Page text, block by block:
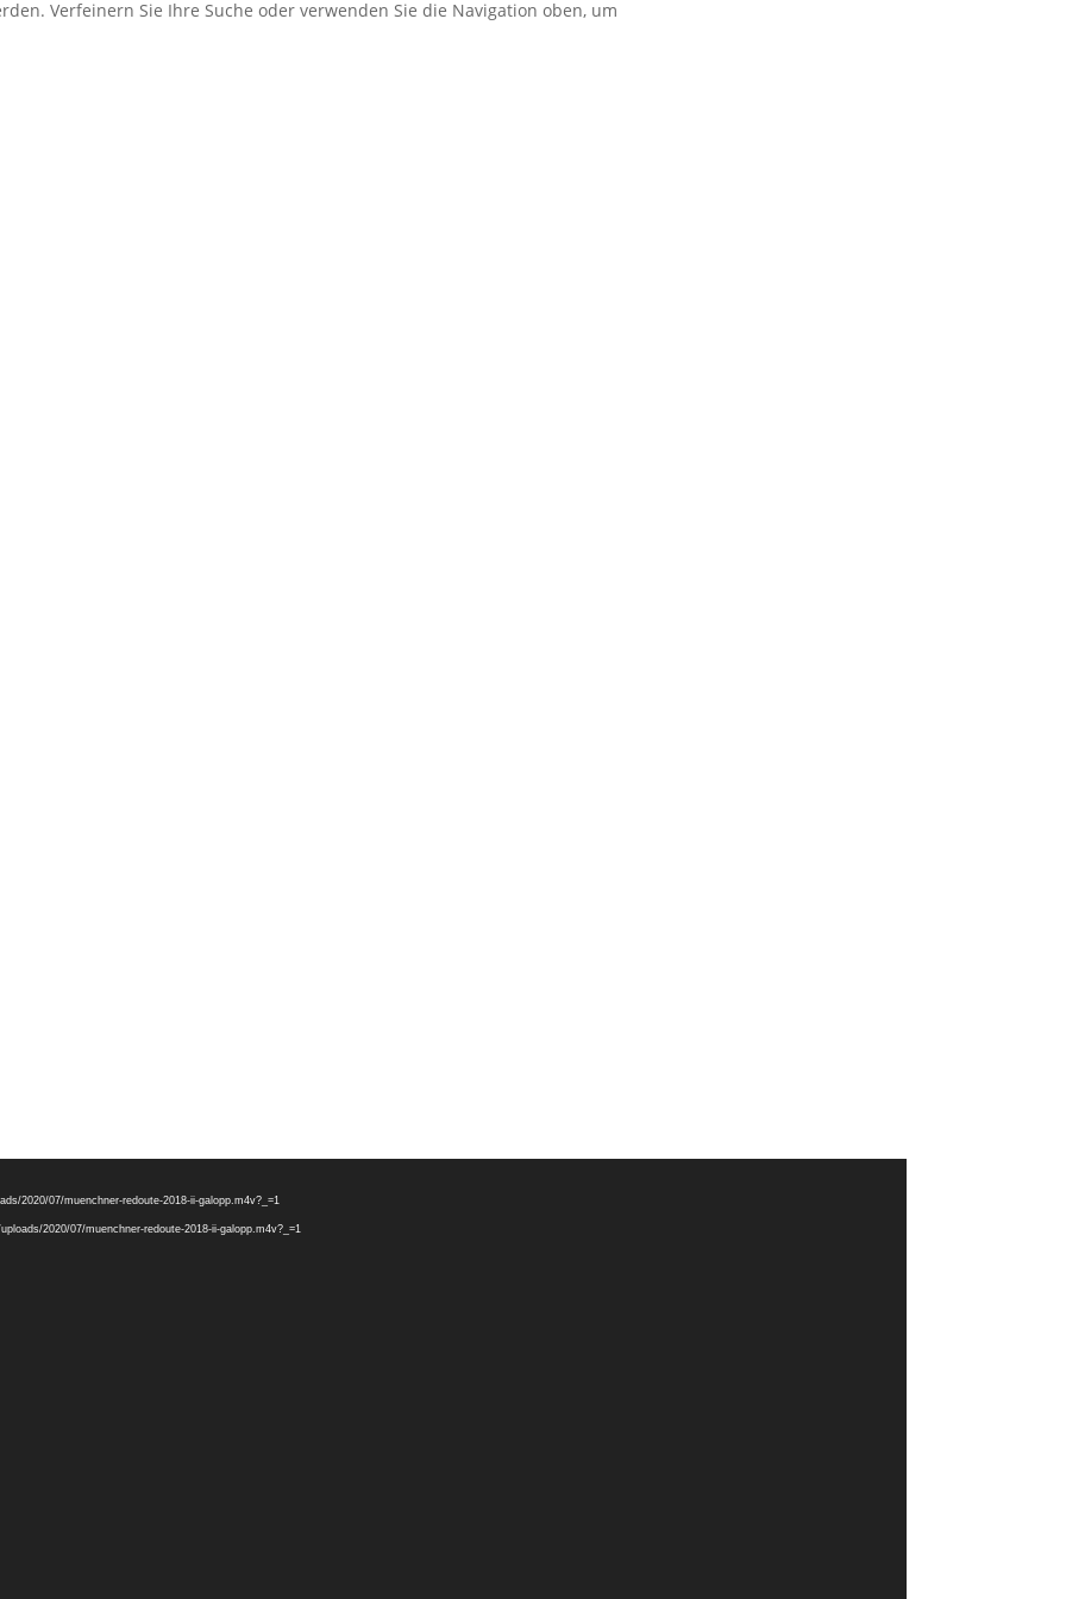
Verfeinern Sie Ihre Suche oder verwenden Sie die Navigation oben, um
2020/07/muenchner-redoute-2018-ii-galopp.m4v?_=1
2020/07/muenchner-redoute-2018-ii-galopp.m4v?_=1